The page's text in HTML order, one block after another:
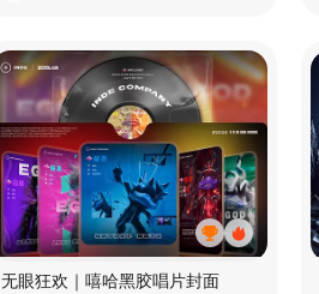
无眼狂欢｜嘻哈黑胶唱片封面